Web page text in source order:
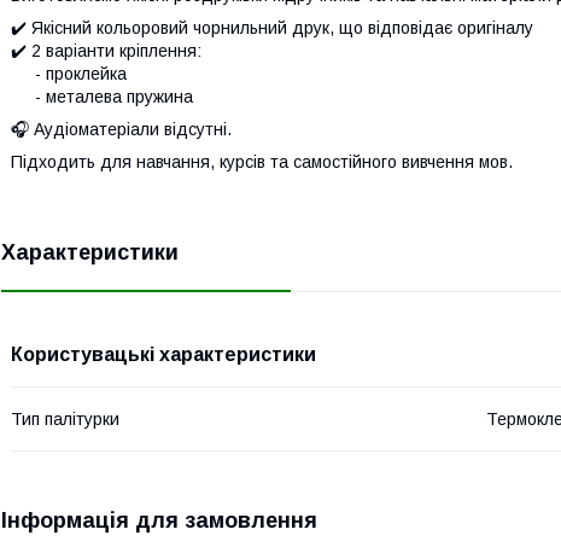
✔️ Якісний кольоровий чорнильний друк, що відповідає оригіналу
✔️ 2 варіанти кріплення:
- проклейка
- металева пружина
🎧 Аудіоматеріали відсутні.
Підходить для навчання, курсів та самостійного вивчення мов.
Характеристики
Користувацькі характеристики
Тип палітурки
Інформація для замовлення